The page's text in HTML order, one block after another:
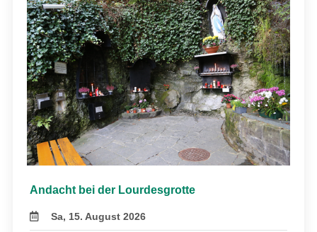
Andacht bei der Lourdesgrotte
Sa, 15. August 2026